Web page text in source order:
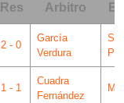
Res Arbitro
2 - 0
García
Verdura
1 - 1
Cuadra
Fernández